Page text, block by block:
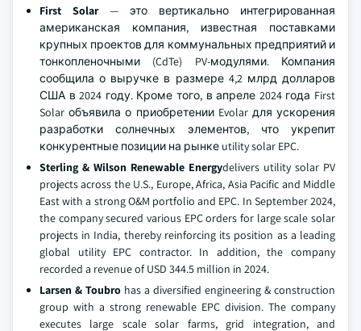
First Solar— это вертикально интегрированная
американская компания, известная поставками
крупных проектов для коммунальных предприятий и
тонкопленочными (CdTe) PV-модулями. Компания
сообщила о выручке в размере 4,2 млрд долларов
США в 2024 году. Кроме того, в апреле 2024 года First
Solar объявила о приобретении Evolar для ускорения
разработки солнечных элементов, что укрепит
конкурентные позиции на рынке utility solar EPC.
Sterling & Wilson Renewable Energydelivers utility solar PV
projects across the U.S., Europe, Africa, Asia Pacific and Middle
East with a strong O&M portfolio and EPC. In September 2024,
the company secured various EPC orders for large scale solar
projects in India, thereby reinforcing its position as a leading
global utility EPC contractor. In addition, the company
recorded a revenue of USD 344.5 million in 2024.
Larsen & Toubro has a diversified engineering & construction
group with a strong renewable EPC division. The company
executes large scale solar farms, grid integration, and